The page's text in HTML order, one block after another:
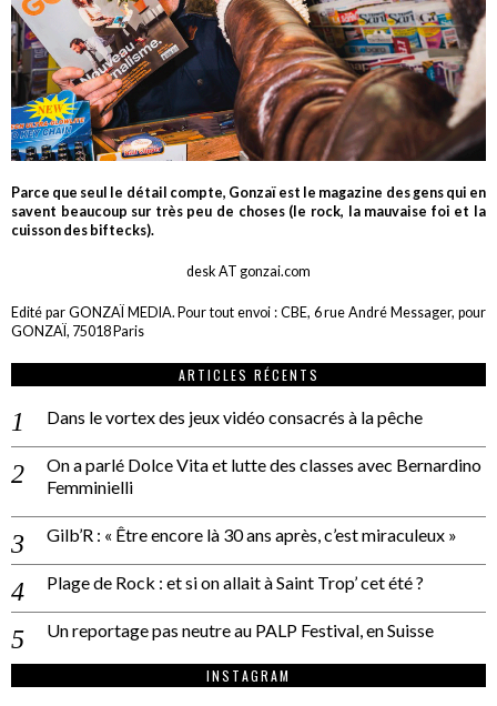
Parce que seul le détail compte, Gonzaï est le magazine des gens qui en
savent beaucoup sur très peu de choses (le rock, la mauvaise foi et la
cuisson des biftecks).
desk AT gonzai.com
Edité par GONZAÏ MEDIA. Pour tout envoi : CBE, 6 rue André Messager, pour
GONZAÏ, 75018 Paris
ARTICLES RÉCENTS
Dans le vortex des jeux vidéo consacrés à la pêche
On a parlé Dolce Vita et lutte des classes avec Bernardino
Femminielli
Gilb’R : « Être encore là 30 ans après, c’est miraculeux »
Plage de Rock : et si on allait à Saint Trop’ cet été ?
Un reportage pas neutre au PALP Festival, en Suisse
INSTAGRAM